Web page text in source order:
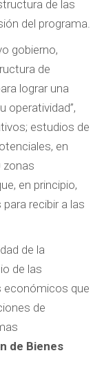
de las
del programa.
gobierno,
de
lograr una
operatividad”,
estudios de
en
zonas
en principio,
recibir a las
de la
de las
económicos que
de
de Bienes